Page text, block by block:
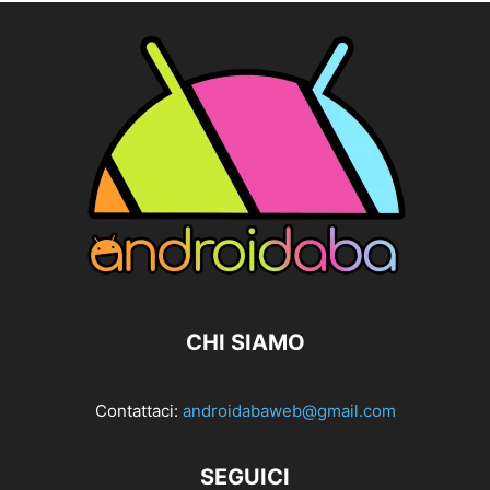
CHI SIAMO
Contattaci: androidabaweb@gmail.com
SEGUICI